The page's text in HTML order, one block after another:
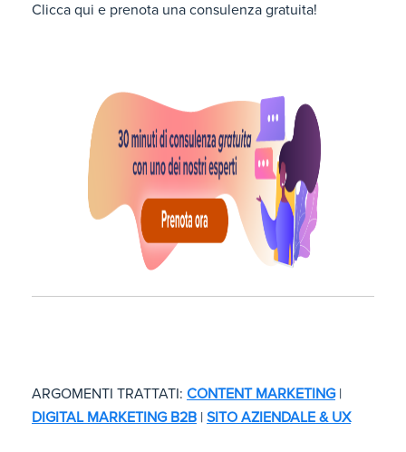
Clicca qui e prenota una consulenza gratuita!
ARGOMENTI TRATTATI: CONTENT MARKETING |
DIGITAL MARKETING B2B | SITO AZIENDALE & UX